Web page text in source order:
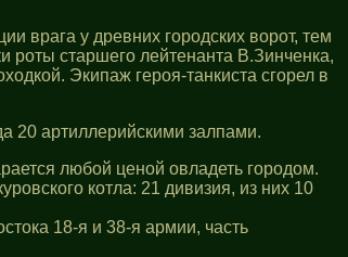
врага у древних городских ворот, тем
старшего лейтенанта В.Зинченка,
Экипаж героя-танкиста сгорел в
20 артиллерийскими залпами.
любой ценой овладеть городом.
котла: 21 дивизия, из них 10
18-я и 38-я армии, часть